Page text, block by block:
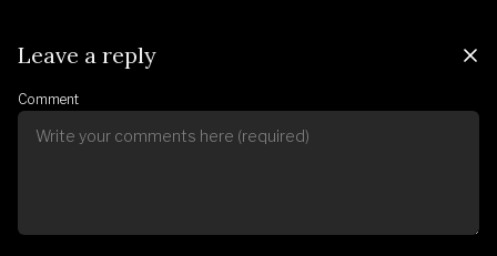
Leave a reply
Comment